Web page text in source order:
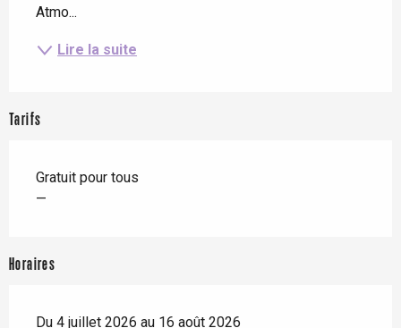
Atmo...
Lire la suite
Tarifs
Gratuit pour tous
—
Horaires
Du 4 juillet 2026 au 16 août 2026